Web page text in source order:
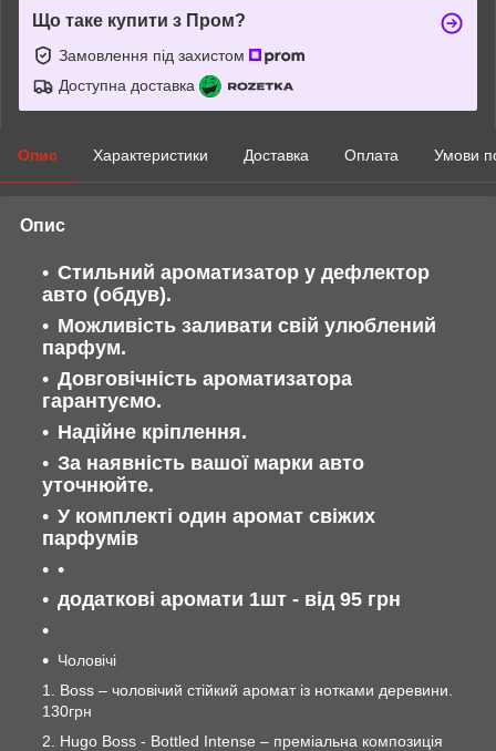
Що таке купити з Пром?
Замовлення під захистом
Доступна доставка
Опис Характеристики Доставка Оплата Умови
Опис
Стильний ароматизатор у дефлектор
авто (обдув).
Можливість заливати свій улюблений
парфум.
Довговічність ароматизатора
гарантуємо.
Надійне кріплення.
За наявність вашої марки авто
уточнюйте.
У комплекті один аромат свіжих
парфумів
додаткові аромати 1шт - від 95 грн
Чоловічі
1. Boss – чоловічий стійкий аромат із нотками деревини.
130грн
2. Hugo Boss - Bottled Intense – преміальна композиція